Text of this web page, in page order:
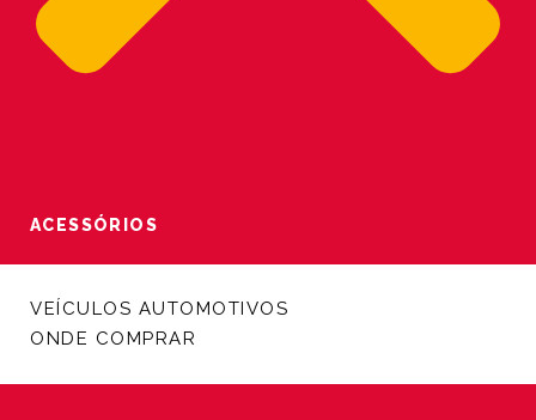
ACESSÓRIOS
VEÍCULOS AUTOMOTIVOS
ONDE COMPRAR